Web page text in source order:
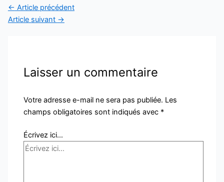
← Article précédent
Article suivant →
Laisser un commentaire
Votre adresse e-mail ne sera pas publiée. Les
champs obligatoires sont indiqués avec *
Écrivez ici…